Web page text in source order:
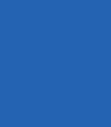
von